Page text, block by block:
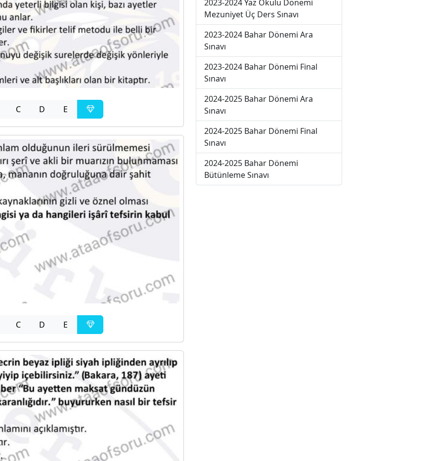
C D E
C D E
2023-2024 Yaz Okulu Dönemi
Mezuniyet Üç Ders Sınavı
2023-2024 Bahar Dönemi Ara
Sınavı
2023-2024 Bahar Dönemi Final
Sınavı
2024-2025 Bahar Dönemi Ara
Sınavı
2024-2025 Bahar Dönemi Final
Sınavı
2024-2025 Bahar Dönemi
Bütünleme Sınavı